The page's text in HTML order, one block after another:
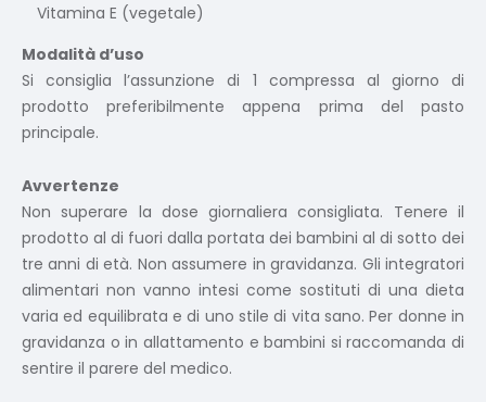
Vitamina E (vegetale)
Modalità d’uso
Si consiglia l’assunzione di 1 compressa al giorno di
prodotto preferibilmente appena prima del pasto
principale.
Avvertenze
Non superare la dose giornaliera consigliata. Tenere il
prodotto al di fuori dalla portata dei bambini al di sotto dei
tre anni di età. Non assumere in gravidanza. Gli integratori
alimentari non vanno intesi come sostituti di una dieta
varia ed equilibrata e di uno stile di vita sano. Per donne in
gravidanza o in allattamento e bambini si raccomanda di
sentire il parere del medico.